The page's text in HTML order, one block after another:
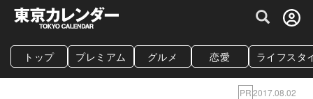
グルメ情報・プレミアムレストラン予約
トップ プレミアム グルメ 恋愛 ライフスタ
PR2017.08.02